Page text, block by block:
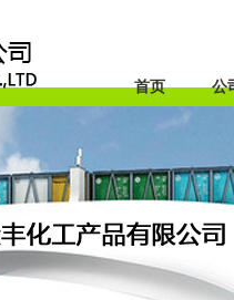
首页 公